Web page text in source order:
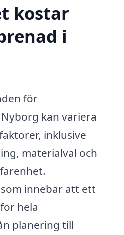
kostar
i
för
kan variera
inklusive
materialval och
innebär att ett
hela
planering till